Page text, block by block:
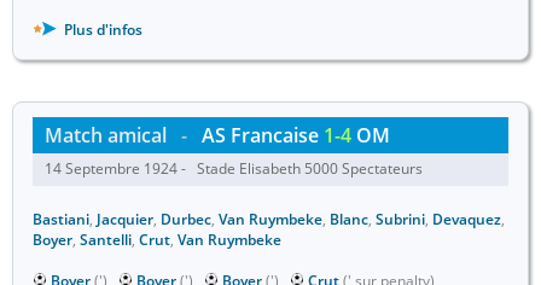
Plus d'infos
Match amical - AS Francaise 1-4 OM
14 Septembre 1924 - Stade Elisabeth 5000 Spectateurs
Bastiani, Jacquier, Durbec, Van Ruymbeke, Blanc, Subrini, Devaquez,
Boyer, Santelli, Crut, Van Ruymbeke
Boyer(') Boyer(') Boyer(') Crut(' sur penalty)